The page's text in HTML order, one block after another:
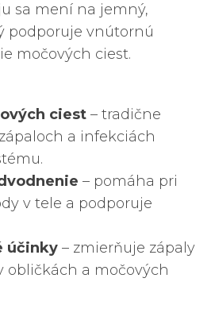
sa mení na jemný,
podporuje vnútornú
močových ciest.
ciest – tradične
a infekciách
– pomáha pri
v tele a podporuje
účinky – zmierňuje zápaly
obličkách a močových